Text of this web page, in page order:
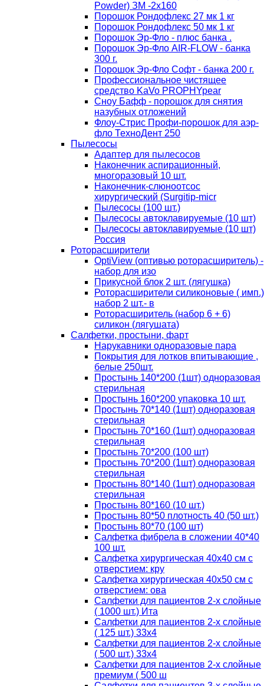
Powder) ЗМ -2х160
Порошок Рондофлекс 27 мк 1 кг
Порошок Рондофлекс 50 мк 1 кг
Порошок Эр-Фло - плюс банка .
Порошок Эр-Фло AIR-FLOW - банка
300 г.
Порошок Эр-Фло Софт - банка 200 г.
Профессиональное чистящее
средство KaVo PROPHYpear
Сноу Бафф - порошок для снятия
назубных отложений
Флоу-Стрис Профи-порошок для аэр-
фло ТехноДент 250
Пылесосы
Адаптер для пылесосов
Наконечник аспирационный,
многоразовый 10 шт.
Наконечник-слюноотсос
хирургический (Surgitip-micr
Пылесосы (100 шт.)
Пылесосы автоклавируемые (10 шт)
Пылесосы автоклавируемые (10 шт)
Россия
Роторасширители
OptiView (оптивью роторасширитель) -
набор для изо
Прикусной блок 2 шт. (лягушка)
Роторасширители силиконовые ( имп.)
набор 2 шт.- в
Роторасширитель (набор 6 + 6)
силикон (лягушата)
Салфетки, простыни, фарт
Нарукавники одноразовые пара
Покрытия для лотков впитывающие ,
белые 250шт.
Простынь 140*200 (1шт) одноразовая
стерильная
Простынь 160*200 упаковка 10 шт.
Простынь 70*140 (1шт) одноразовая
стерильная
Простынь 70*160 (1шт) одноразовая
стерильная
Простынь 70*200 (100 шт)
Простынь 70*200 (1шт) одноразовая
стерильная
Простынь 80*140 (1шт) одноразовая
стерильная
Простынь 80*160 (10 шт.)
Простынь 80*50 плотность 40 (50 шт.)
Простынь 80*70 (100 шт)
Салфетка фибрела в сложении 40*40
100 шт.
Салфетка хирургическая 40х40 см с
отверстием: кру
Салфетка хирургическая 40х50 см с
отверстием: ова
Салфетки для пациентов 2-х слойные
( 1000 шт.) Ита
Салфетки для пациентов 2-х слойные
( 125 шт.) 33х4
Салфетки для пациентов 2-х слойные
( 500 шт.) 33х4
Салфетки для пациентов 2-х слойные
премиум ( 500 ш